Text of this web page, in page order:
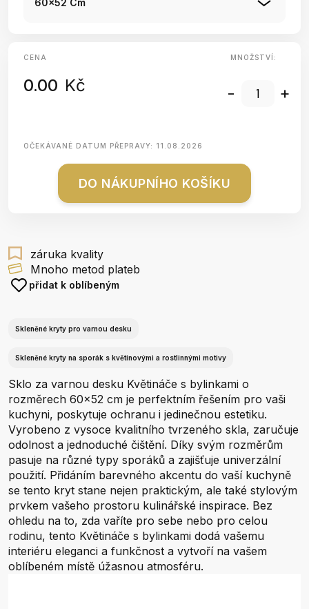
60x52 Cm
CENA
0.00 Kč
MNOŽSTVÍ:
- +
OČEKÁVANÉ DATUM PŘEPRAVY: 11.08.2026
DO NÁKUPNÍHO KOŠÍKU
záruka kvality
Mnoho metod plateb
přidat k oblíbeným
Skleněné kryty pro varnou desku
Skleněné kryty na sporák s květinovými a rostlinnými motivy
Sklo za varnou desku Květináče s bylinkami o
rozměrech 60x52 cm je perfektním řešením pro vaši
kuchyni, poskytuje ochranu i jedinečnou estetiku.
Vyrobeno z vysoce kvalitního tvrzeného skla, zaručuje
odolnost a jednoduché čištění. Díky svým rozměrům
pasuje na různé typy sporáků a zajišťuje univerzální
použití. Přidáním barevného akcentu do vaší kuchyně
se tento kryt stane nejen praktickým, ale také stylovým
prvkem vašeho prostoru kulinářské inspirace. Bez
ohledu na to, zda vaříte pro sebe nebo pro celou
rodinu, tento Květináče s bylinkami dodá vašemu
interiéru eleganci a funkčnost a vytvoří na vašem
oblíbeném místě úžasnou atmosféru.